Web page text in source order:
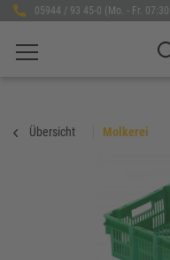
05944 / 93 45-0 (Mo. - Fr.
Übersicht Molkerei